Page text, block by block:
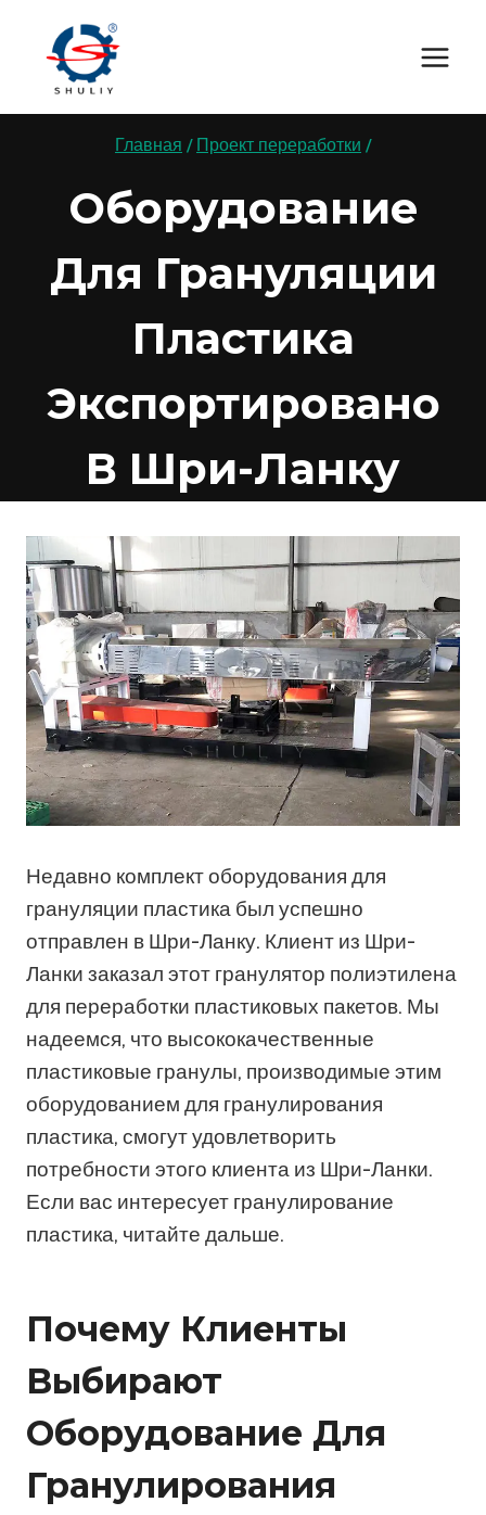
содержимому
Главная / Проект переработки /
Оборудование
Для Грануляции
Пластика
Экспортировано
В Шри-Ланку
Недавно комплект оборудования для
грануляции пластика был успешно
отправлен в Шри-Ланку. Клиент из Шри-
Ланки заказал этот гранулятор полиэтилена
для переработки пластиковых пакетов. Мы
надеемся, что высококачественные
пластиковые гранулы, производимые этим
оборудованием для гранулирования
пластика, смогут удовлетворить
потребности этого клиента из Шри-Ланки.
Если вас интересует гранулирование
пластика, читайте дальше.
Почему Клиенты
Выбирают
Оборудование Для
Гранулирования